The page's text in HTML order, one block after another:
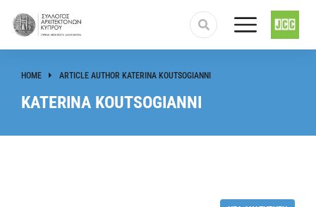
You are here:
HOME ARTICLE AUTHOR KATERINA KOUTSOGIANNI
KATERINA KOUTSOGIANNI